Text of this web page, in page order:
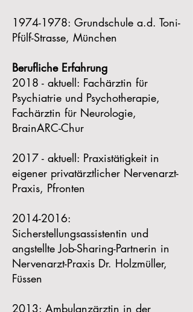
1974-1978: Grundschule a.d. Toni-
Pfülf-Strasse, München
Berufliche Erfahrung
2018 - aktuell: Fachärztin für
Psychiatrie und Psychotherapie,
Fachärztin für Neurologie,
BrainARC-Chur
2017 - aktuell: Praxistätigkeit in
eigener privatärztlicher Nervenarzt-
Praxis, Pfronten
2014-2016:
Sicherstellungsassistentin und
angstellte Job-Sharing-Partnerin in
Nervenarzt-Praxis Dr. Holzmüller,
Füssen
2013: Ambulanzärztin in der